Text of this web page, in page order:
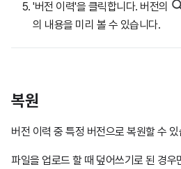
'버전 이력'을 클릭합니다. 버전의
의 내용을 미리 볼 수 있습니다.
복원
버전 이력 중 특정 버전으로 복원할 수
파일을 업로드 할 때 덮어쓰기로 된 경